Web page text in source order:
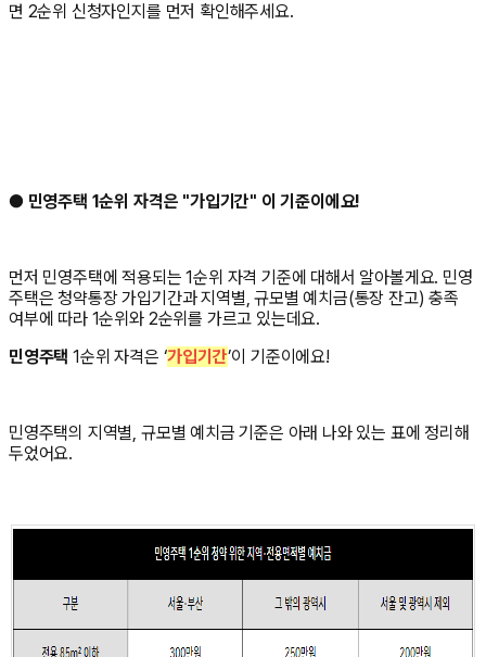
면 2순위 신청자인지를 먼저 확인해주세요.
● 민영주택 1순위 자격은 "가입기간" 이 기준이에요!
먼저 민영주택에 적용되는 1순위 자격 기준에 대해서 알아볼게요. 민영
주택은 청약통장 가입기간과 지역별, 규모별 예치금(통장 잔고) 충족
여부에 따라 1순위와 2순위를 가르고 있는데요.
민영주택 1순위 자격은 ‘가입기간’이 기준이에요!
민영주택의 지역별, 규모별 예치금 기준은 아래 나와 있는 표에 정리해
두었어요.